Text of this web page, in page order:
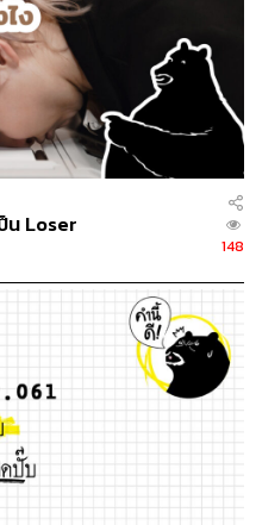
HOST
PODCAST
PODCAST
น Loser
148